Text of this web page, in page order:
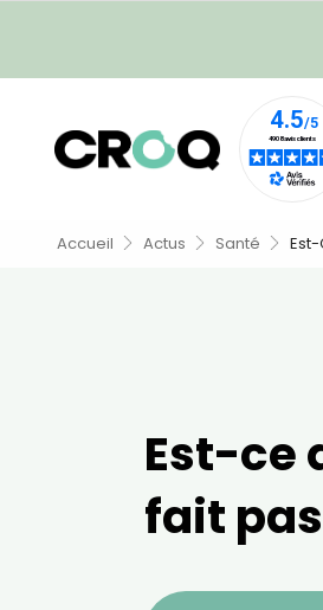
Accueil Actus Santé
Est-ce
fait